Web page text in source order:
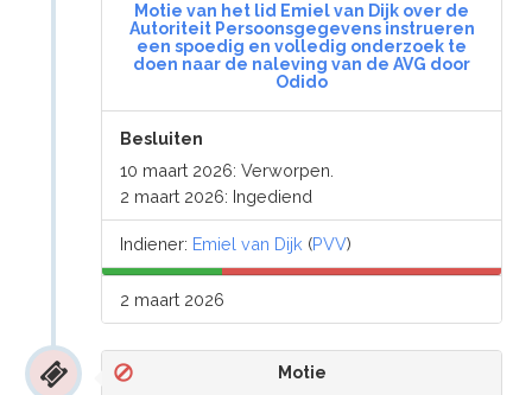
Motie van het lid Emiel van Dijk over de
Autoriteit Persoonsgegevens instrueren
een spoedig en volledig onderzoek te
doen naar de naleving van de AVG door
Odido
Besluiten
10 maart 2026: Verworpen.
2 maart 2026: Ingediend
Indiener: Emiel van Dijk (PVV)
2 maart 2026
Motie